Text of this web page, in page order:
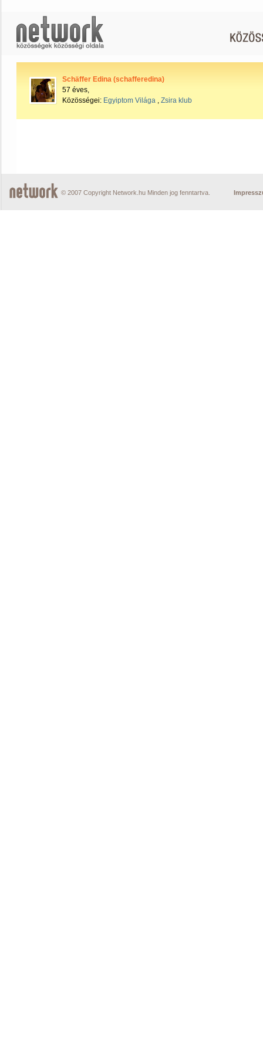
Schäffer Edina (schafferedina)
57 éves,
Közösségei: Egyiptom Világa , Zsira klub
© 2007 Copyright Network.hu Minden jog fenntartva.